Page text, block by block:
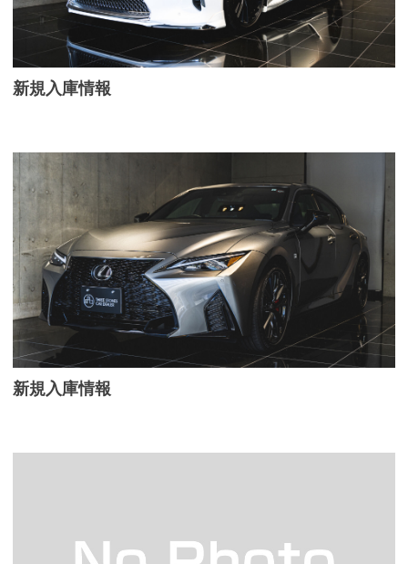
新規入庫情報
新規入庫情報